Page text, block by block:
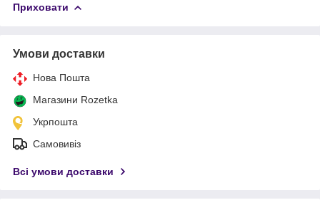
Приховати
Умови доставки
Нова Пошта
Магазини Rozetka
Укрпошта
Самовивіз
Всі умови доставки